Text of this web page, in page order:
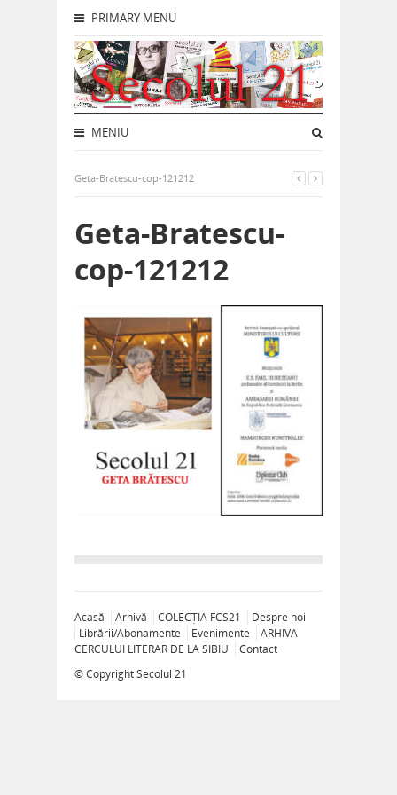
PRIMARY MENU
MENIU
Geta-Bratescu-cop-121212
Geta-Bratescu-
cop-121212
Acasă Arhivă COLECȚIA FCS21
Despre noi
Librării/Abonamente
Evenimente
ARHIVA
CERCULUI LITERAR DE LA SIBIU
Contact
© CopyrightSecolul 21